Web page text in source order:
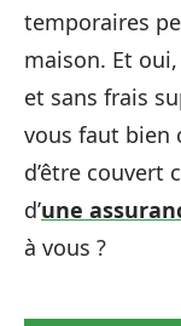
temporaires
maison. Et
et sans frais
vous faut bien
d’être couvert
d’une
à vous ?